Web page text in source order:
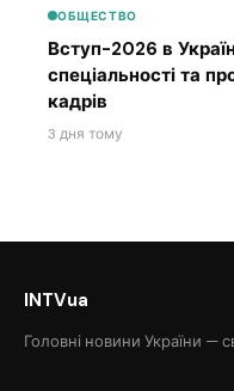
ОБЩЕСТВО
Вступ-2026 в
спеціальності та
кадрів
3 дня тому
INTVua
Головні новини України —